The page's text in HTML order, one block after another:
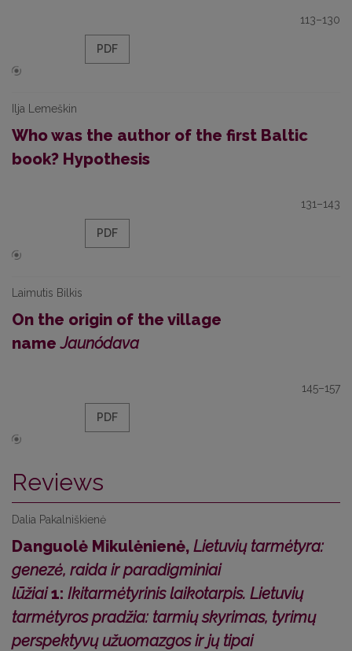
113–130
PDF
Ilja Lemeškin
Who was the author of the first Baltic
book? Hypothesis
131–143
PDF
Laimutis Bilkis
On the origin of the village
nameJaunódava
145–157
PDF
Reviews
Dalia Pakalniškienė
Danguolė Mikulėnienė, Lietuvių tarmėtyra:
genezė, raida ir paradigminiai
lūžiai1: Ikitarmėtyrinis laikotarpis. Lietuvių
tarmėtyros pradžia: tarmių skyrimas, tyrimų
perspektyvų užuomazgos ir jų tipai